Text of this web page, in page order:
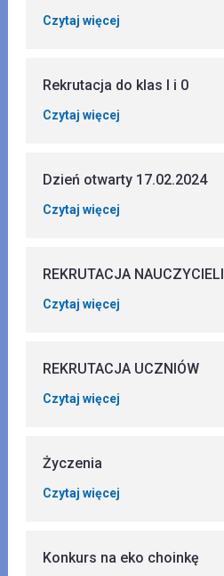
Czytaj więcej
Rekrutacja do klas I i 0
Czytaj więcej
Dzień otwarty 17.02.2024
Czytaj więcej
REKRUTACJA NAUCZYCIELI
Czytaj więcej
REKRUTACJA UCZNIÓW
Czytaj więcej
Życzenia
Czytaj więcej
Konkurs na eko choinkę